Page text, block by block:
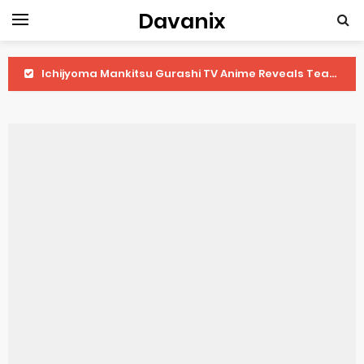
Davanix
Ichijyoma Mankitsu Gurashi TV Anime Reveals Teaser